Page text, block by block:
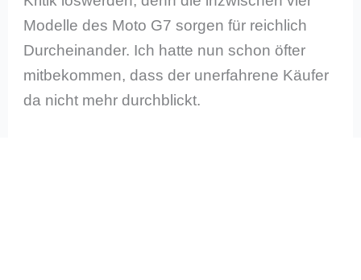
Modelle des Moto G7 sorgen für reichlich
Durcheinander. Ich hatte nun schon öfter
mitbekommen, dass der unerfahrene Käufer
da nicht mehr durchblickt.